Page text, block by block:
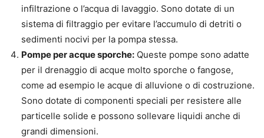
infiltrazione o l’acqua di lavaggio. Sono dotate di un
sistema di filtraggio per evitare l’accumulo di detriti o
sedimenti nocivi per la pompa stessa.
Pompe per acque sporche: Queste pompe sono adatte
per il drenaggio di acque molto sporche o fangose,
come ad esempio le acque di alluvione o di costruzione.
Sono dotate di componenti speciali per resistere alle
particelle solide e possono sollevare liquidi anche di
grandi dimensioni.